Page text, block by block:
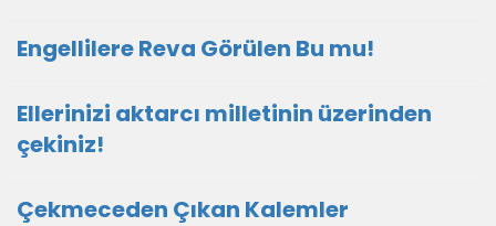
Engellilere Reva Görülen Bu mu!
Ellerinizi aktarcı milletinin üzerinden
çekiniz!
Çekmeceden Çıkan Kalemler